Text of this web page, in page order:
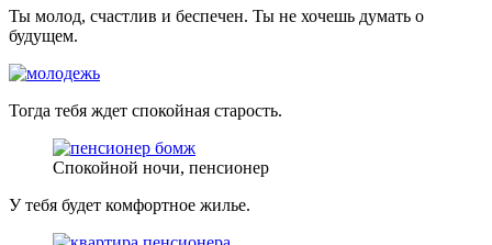
Ты молод, счастлив и беспечен. Ты не хочешь думать о
будущем.
Тогда тебя ждет спокойная старость.
Спокойной ночи, пенсионер
У тебя будет комфортное жилье.